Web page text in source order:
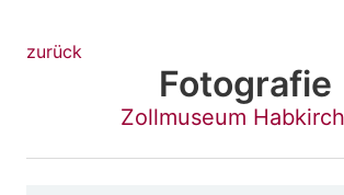
zurück
Fotografie
Zollmuseum